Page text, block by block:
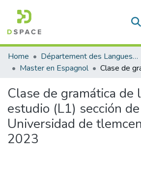
Communities & Collections
All of DSpace
Home
Département des Langues étrangères
Master en Espagnol
Clase de gramática de
estudio (L1) sección
Universidad de
2023